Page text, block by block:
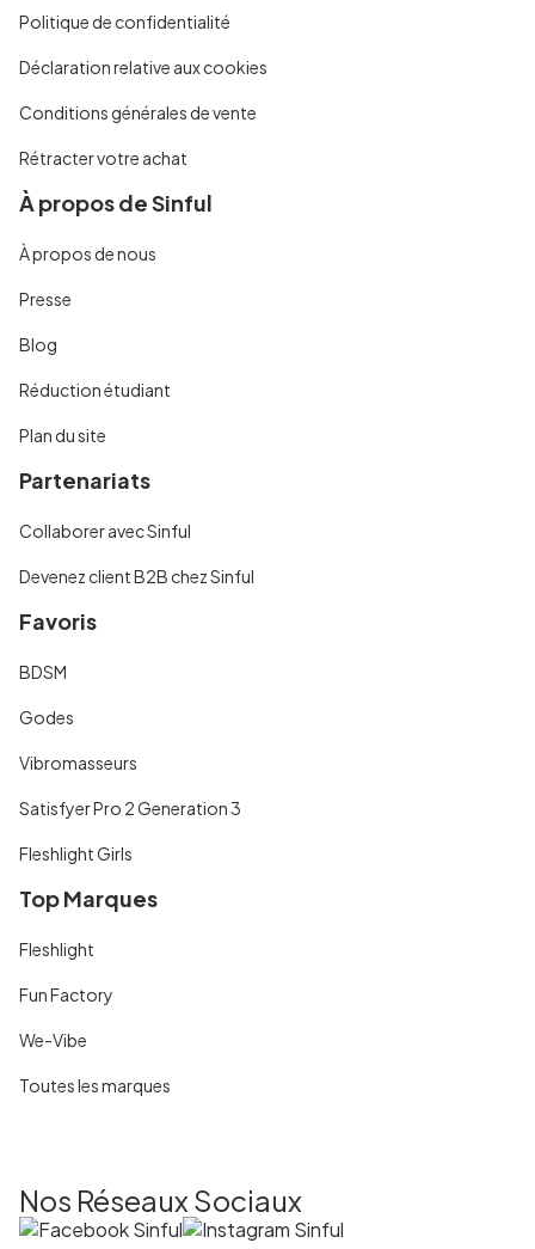
Politique de confidentialité
Déclaration relative aux cookies
Conditions générales de vente
Rétracter votre achat
À propos de Sinful
À propos de nous
Presse
Blog
Réduction étudiant
Plan du site
Partenariats
Collaborer avec Sinful
Devenez client B2B chez Sinful
Favoris
BDSM
Godes
Vibromasseurs
Satisfyer Pro 2 Generation 3
Fleshlight Girls
Top Marques
Fleshlight
Fun Factory
We-Vibe
Toutes les marques
Nos Réseaux Sociaux